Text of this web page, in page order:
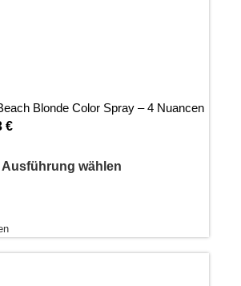
Blonde Color Spray – 4 Nuancen
€
Ausführung wählen